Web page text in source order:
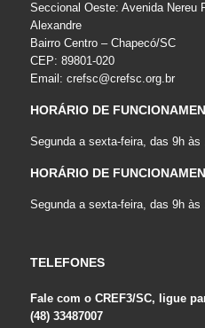
Seccional Oeste: Avenida Nereu
Alexandre
Bairro Centro – Chapecó/SC
CEP: 89801-020
Email: crefsc@crefsc.org.br
HORÁRIO DE
Segunda a sexta-feira, das 9h às
HORÁRIO DE
Segunda a sexta-feira, das 9h às
TELEFONES
Fale com o CREF3/SC, ligue
(48) 33487007